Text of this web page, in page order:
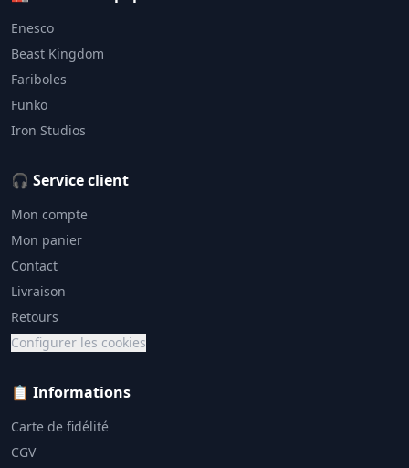
Enesco
Beast Kingdom
Fariboles
Funko
Iron Studios
🎧 Service client
Mon compte
Mon panier
Contact
Livraison
Retours
Configurer les cookies
📋 Informations
Carte de fidélité
CGV